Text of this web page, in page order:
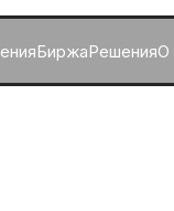
БиржаРешенияО